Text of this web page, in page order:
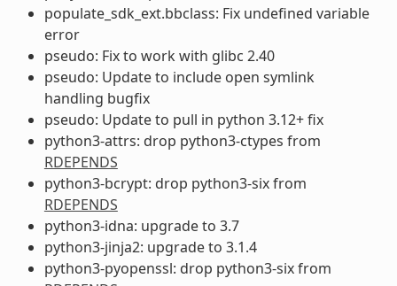
populate_sdk_ext.bbclass: Fix undefined variable
error
pseudo: Fix to work with glibc 2.40
pseudo: Update to include open symlink
handling bugfix
pseudo: Update to pull in python 3.12+ fix
python3-attrs: drop python3-ctypes from
RDEPENDS
python3-bcrypt: drop python3-six from
RDEPENDS
python3-idna: upgrade to 3.7
python3-jinja2: upgrade to 3.1.4
python3-pyopenssl: drop python3-six from